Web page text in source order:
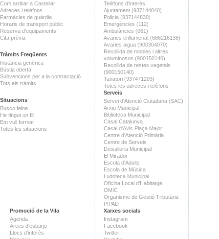
Com arribar a Castellar
Adreces i telèfons
Farmàcies de guàrdia
Horaris de transport públic
Reserva d'equipaments
Cita prèvia
Tràmits Freqüents
Instància genèrica
Bústia oberta
Subvencions per a la contractació
Tots els tràmits
Situacions
Busco feina
He tingut un fill
Em vull formar
Totes les situacions
Telèfons d'interès
Ajuntament (937144040)
Policia (937144830)
Emergències (112)
Ambulàncies (061)
Avaries enllumenat (686216138)
Avaries aigua (900304070)
Recollida de mobles i altres
voluminosos (900150140)
Recollida de restes vegetals
(900150140)
Tanatori (937471203)
Totes les adreces i telèfons
Serveis
Servei d'Atenció Ciutadana (SAC)
Arxiu Municipal
Biblioteca Municipal
Casal Catalunya
Casal d'Avis Plaça Major
Centre d'Atenció Primària
Centre de Serveis
Deixalleria Municipal
El Mirador
Escola d'Adults
Escola de Música
Ludoteca Municipal
Oficina Local d'Habitatge
OMIC
Organisme de Gestió Tributària
PIPAD
Promoció de la Vila
Agenda
Àrees d'esbarjo
Llocs d'interès
Xarxes socials
Instagram
Facebook
Twitter